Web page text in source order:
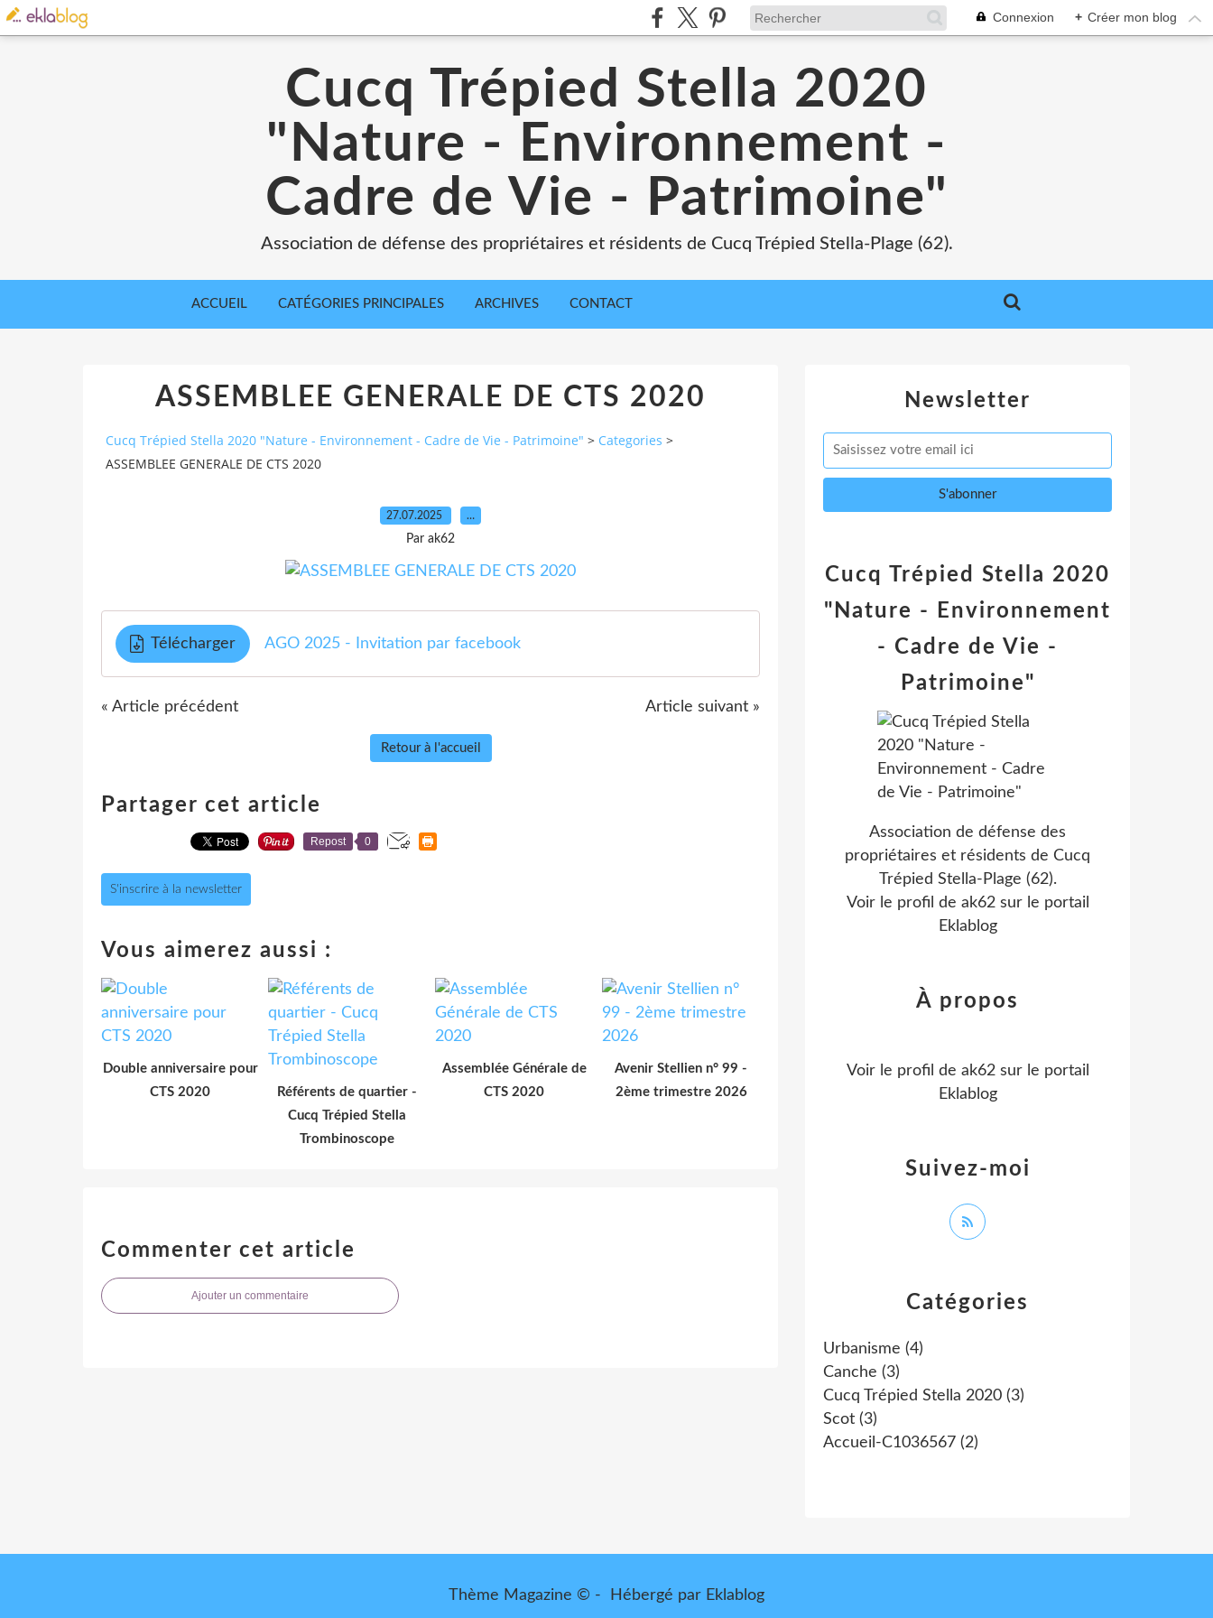
Connexion + Créer mon blog
Cucq Trépied Stella 2020
"Nature - Environnement -
Cadre de Vie - Patrimoine"
Association de défense des propriétaires et résidents de Cucq Trépied Stella-Plage (62).
ACCUEIL CATÉGORIES PRINCIPALES ARCHIVES CONTACT
ASSEMBLEE GENERALE DE CTS 2020
Cucq Trépied Stella 2020 "Nature - Environnement - Cadre de Vie - Patrimoine" > Categories >
ASSEMBLEE GENERALE DE CTS 2020
27.07.2025 …
Par ak62
Télécharger AGO 2025 - Invitation par facebook
« Article précédent Article suivant »
Retour à l'accueil
Partager cet article
Repost 0
S'inscrire à la newsletter
Vous aimerez aussi :
Double anniversaire pour
CTS 2020
Référents de quartier -
Cucq Trépied Stella
Trombinoscope
Assemblée Générale de
CTS 2020
Avenir Stellien n° 99 -
2ème trimestre 2026
Commenter cet article
Ajouter un commentaire
Newsletter
Catégories
Urbanisme (4)
Canche (3)
Cucq Trépied Stella 2020 (3)
Scot (3)
Accueil-C1036567 (2)
Cucq Trépied Stella 2020
"Nature - Environnement
- Cadre de Vie -
Patrimoine"
Association de défense des
propriétaires et résidents de Cucq
Trépied Stella-Plage (62).
Voir le profil de ak62sur le portail
Eklablog
Suivez-moi
À propos
Voir le profil de ak62sur le portail
Eklablog
Thème Magazine © - Hébergé par Eklablog